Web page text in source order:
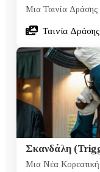
Μια Ταινία Δράσης
Ταινία Δράσης
Σκανδάλη
Μια Νέα